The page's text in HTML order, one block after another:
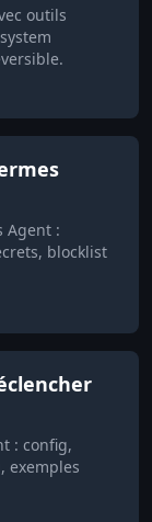
outils
Agent :
blocklist
: config,
exemples